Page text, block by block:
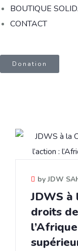
BOUTIQUE
CONTACT
Donation
by JDW
JDWS à
droits